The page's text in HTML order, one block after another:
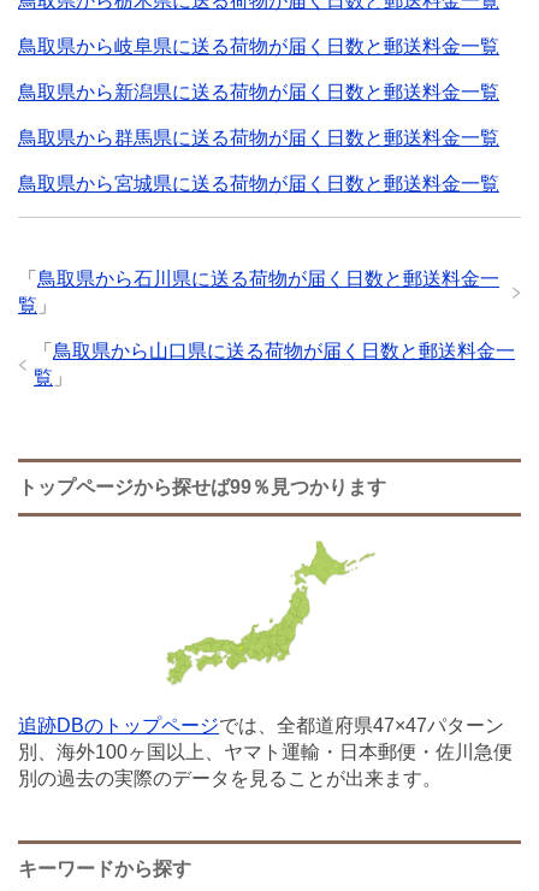
鳥取県から岐阜県に送る荷物が届く日数と郵送料金一覧
鳥取県から新潟県に送る荷物が届く日数と郵送料金一覧
鳥取県から群馬県に送る荷物が届く日数と郵送料金一覧
鳥取県から宮城県に送る荷物が届く日数と郵送料金一覧
「 鳥取県から石川県に送る荷物が届く日数と郵送料金一
覧 」
「 鳥取県から山口県に送る荷物が届く日数と郵送料金一
覧 」
トップページから探せば99％見つかります
追跡DBのトップページでは、全都道府県47×47パターン
別、海外100ヶ国以上、ヤマト運輸・日本郵便・佐川急便
別の過去の実際のデータを見ることが出来ます。
キーワードから探す